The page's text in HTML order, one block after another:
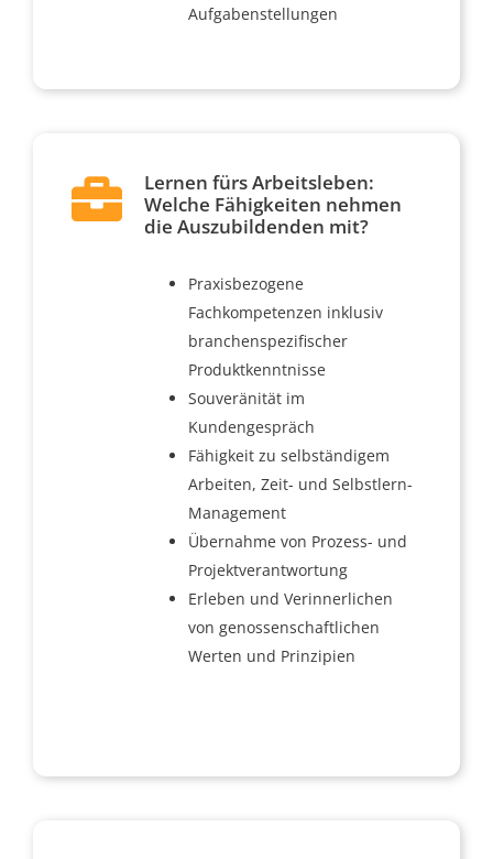
Aufgabenstellungen
Lernen fürs Arbeitsleben:
Welche Fähigkeiten nehmen
die Auszubildenden mit?
Praxisbezogene
Fachkompetenzen inklusiv
branchenspezifischer
Produktkenntnisse
Souveränität im
Kundengespräch
Fähigkeit zu selbständigem
Arbeiten, Zeit- und Selbstlern-
Management
Übernahme von Prozess- und
Projektverantwortung
Erleben und Verinnerlichen
von genossenschaftlichen
Werten und Prinzipien